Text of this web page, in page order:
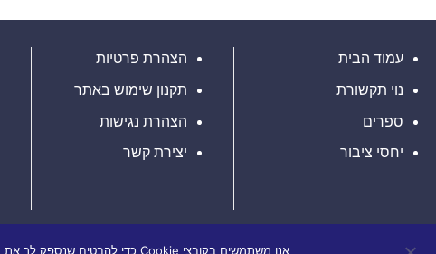
עמוד הבית
נוי תקשורת
ספרים
יחסי ציבור
הצהרת פרטיות
תקנון שימוש באתר
הצהרת נגישות
יצירת קשר
אנו משתמשים בקובצי Cookie כדי להבטיח שנספק לך את חוויית הגלישה הטובה ביותר באתר שלנו. אם תמשיך להשתמש באתר זה, נניח שאתה מרוצה ממנו.